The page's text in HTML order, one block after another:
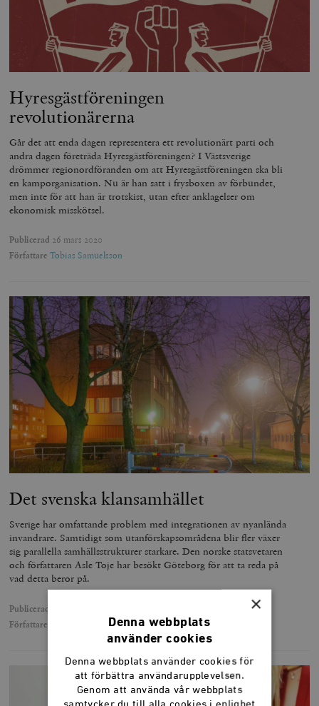
Hyresgästföreningen
revolutionärerna
Går det att enda dagen representera ett revolutionärt parti och
andra dagen företräda Hyresgästföreningen? I Västsverige
drömmer regionordföranden om att Hyresgästföreningen ska bli
en kamporganisation. Nu är han satt i frysboxen av förbundet,
men inte för att han är trotskist, utan efter anklagelser om
ekonomisk misskötsel.
Publicerad 26 mars 2020
Författare Tobias Samuelsson
Det svenska klansamhället
Sverige har omfattande problem med integrationen av nyanlända
invandrare. Samtidigt som utanförskapsområdena blir fler växer
sig parallella samhällsstrukturer starkare. Den norske statsvetaren
och författaren Asle Toje har besökt Göteborg för att ta reda på
vad detta beror på.
Publicerad
Författare
×
Denna webbplats
använder cookies
Denna webbplats använder cookies för
att förbättra användarupplevelsen.
Genom att använda vår webbplats
samtycker du till alla cookies i enlighet